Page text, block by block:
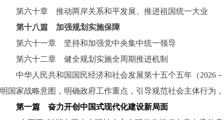
第六十章 推动两岸关系和平发展、推进祖国统一大业
第十八篇 加强规划实施保障
第六十一章 坚持和加强党中央集中统一领导
第六十二章 健全规划实施全周期推进机制
中华人民共和国国民经济和社会发展第十五个五年（2026－
明国家战略意图，明确政府工作重点，引导规范社会主体行为
第一篇 奋力开创中国式现代化建设新局面